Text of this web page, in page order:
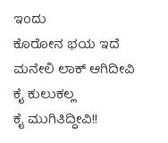
ಇಂದು
ಕೊರೋನ ಭಯ ಇದೆ
ಮನೇಲಿ ಲಾಕ್ ಆಗಿದೀವಿ
ಕೈ ಕುಲುಕಲ್ಲ
ಕೈ ಮುಗಿತಿದ್ದೀವಿ!!